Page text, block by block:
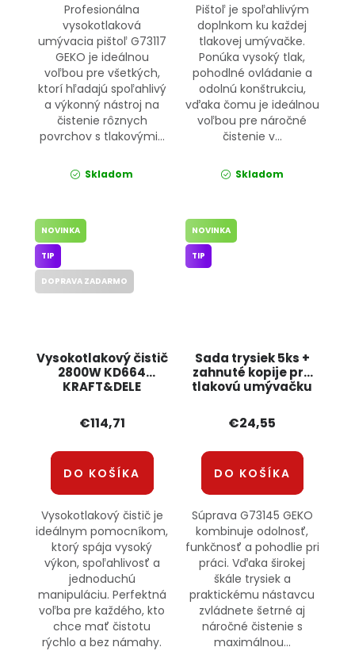
Profesionálna
vysokotlaková
umývacia pištoľ G73117
GEKO je ideálnou
voľbou pre všetkých,
ktorí hľadajú spoľahlivý
a výkonný nástroj na
čistenie rôznych
povrchov s tlakovými...
Skladom
Pištoľ je spoľahlivým
doplnkom ku každej
tlakovej umývačke.
Ponúka vysoký tlak,
pohodlné ovládanie a
odolnú konštrukciu,
vďaka čomu je ideálnou
voľbou pre náročné
čistenie v...
Skladom
Vysokotlakový čistič
2800W KD664
KRAFT&DELE
NOVINKA
TIP
DOPRAVA ZADARMO
€114,71
DO KOŠÍKA
Vysokotlakový čistič je
ideálnym pomocníkom,
ktorý spája vysoký
výkon, spoľahlivosť a
jednoduchú
manipuláciu. Perfektná
voľba pre každého, kto
chce mať čistotu
rýchlo a bez námahy.
Sada trysiek 5ks +
zahnuté kopije pre
tlakovú umývačku
NOVINKA
TIP
€24,55
DO KOŠÍKA
Súprava G73145 GEKO
kombinuje odolnosť,
funkčnosť a pohodlie pri
práci. Vďaka širokej
škále trysiek a
praktickému nástavcu
zvládnete šetrné aj
náročné čistenie s
maximálnou...